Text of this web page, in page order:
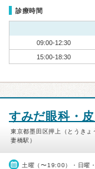
診療時間
09:00-12:30
15:00-18:30
すみだ眼科・
東京都墨田区押上（とうき
妻橋駅）
土曜（〜19:00）・日曜